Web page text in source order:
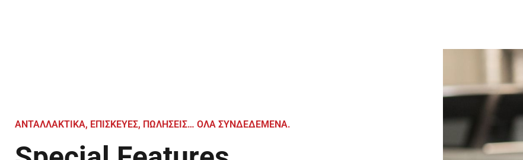
ΑΝΤΑΛΛΑΚΤΙΚΑ, ΕΠΙΣΚΕΥΕΣ, ΠΩΛΗΣΕΙΣ… ΟΛΑ ΣΥΝΔΕΔΕΜΕΝΑ.